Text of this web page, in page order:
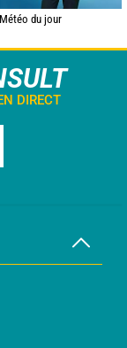
Météo du jour
DIRECT